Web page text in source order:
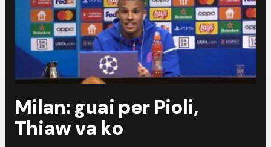
Milan: guai per Pioli,
Thiaw va ko